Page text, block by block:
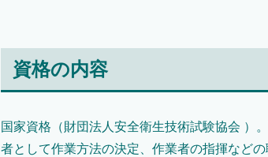
資格の内容
国家資格（財団法人安全衛生技術試験協会 ）
者として作業方法の決定、作業者の指揮など